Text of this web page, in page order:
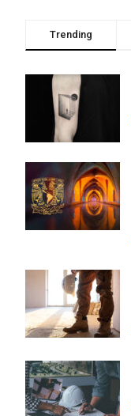
Trending